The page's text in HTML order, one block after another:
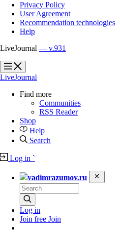
Privacy Policy
User Agreement
Recommendation technologies
Help
LiveJournal — v.931
?
?
LiveJournal
Find more
Communities
RSS Reader
Shop
Help
Search
Log in `
vadimrazumov.ru
Log in
Join free Join